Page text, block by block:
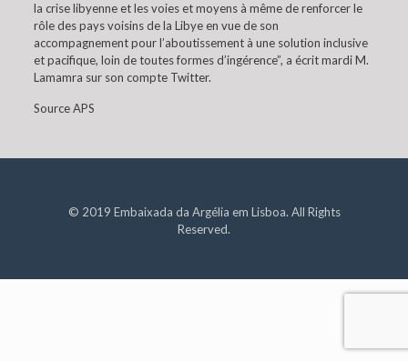
la crise libyenne et les voies et moyens à même de renforcer le
rôle des pays voisins de la Libye en vue de son
accompagnement pour l’aboutissement à une solution inclusive
et pacifique, loin de toutes formes d’ingérence”, a écrit mardi M.
Lamamra sur son compte Twitter.
Source APS
© 2019 Embaixada da Argélia em Lisboa. All Rights
Reserved.